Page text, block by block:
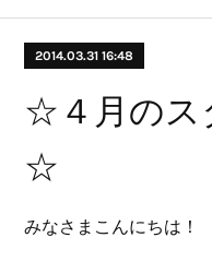
2014.03.31 16:48
☆４月のス
☆
みなさまこんにちは！